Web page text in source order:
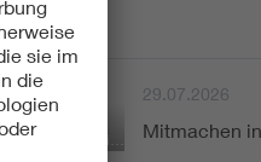
29.07.2026
Mitmachen